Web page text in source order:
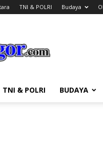
TNI & POLRI Budaya
TNI & POLRI BUDAYA